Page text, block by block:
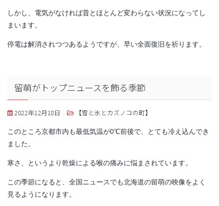
しかし、電気がなければ昔とほとんど変わらない状況になってし
まいます。
停電は解消されつつあるようですが、早い全面復旧を祈ります。
留萌がトップニュースを飾る季節
2022年12月18日 【雪と氷とカズノコの町】
このところ京都市内も最低気温が0℃前後で、とても冷え込んでき
ました。
寒さ、というより乾燥による喉の痛みに悩まされています。
この季節になると、全国ニュースでも北海道の留萌の映像をよく
見るようになります。